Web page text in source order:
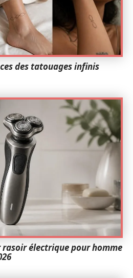
des tatouages infinis
électrique pour homme